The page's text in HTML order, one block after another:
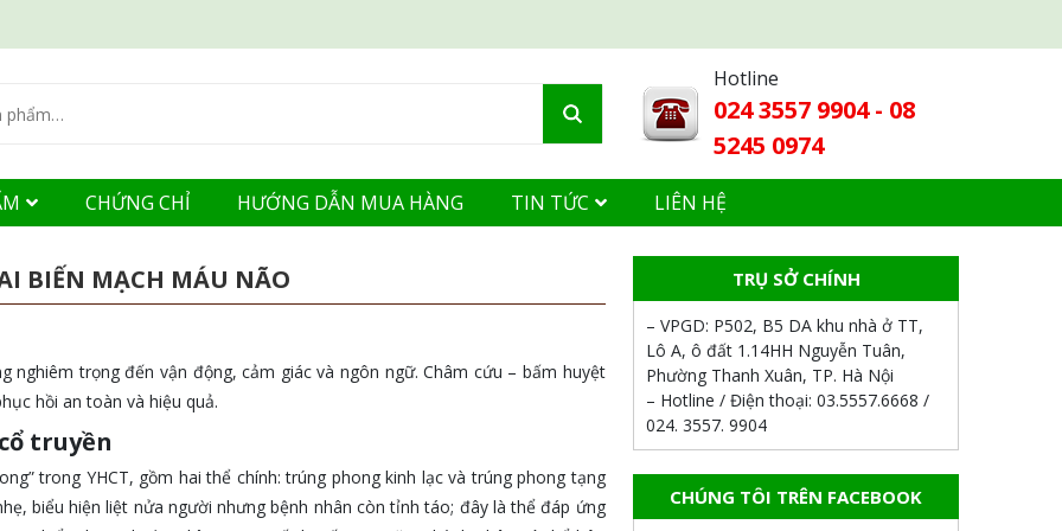
Hotline
024 3557 9904 - 08
5245 0974
CHỨNG CHỈ HƯỚNG DẪN MUA HÀNG TIN TỨC LIÊN HỆ
BIẾN MẠCH MÁU NÃO
nghiêm trọng đến vận động, cảm giác và ngôn ngữ. Châm cứu – bấm huyệt
hồi an toàn và hiệu quả.
truyền
trong YHCT, gồm hai thể chính: trúng phong kinh lạc và trúng phong tạng
biểu hiện liệt nửa người nhưng bệnh nhân còn tỉnh táo; đây là thể đáp ứng
TRỤ SỞ CHÍNH
– VPGD: P502, B5 DA khu nhà ở TT,
Lô A, ô đất 1.14HH Nguyễn Tuân,
Phường Thanh Xuân, TP. Hà Nội
– Hotline / Điện thoại: 03.5557.6668 /
024. 3557. 9904
CHÚNG TÔI TRÊN FACEBOOK